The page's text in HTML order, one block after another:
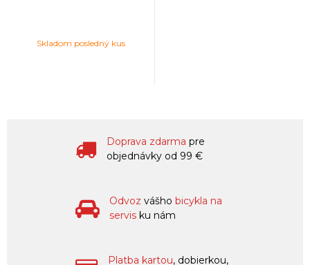
Skladom posledný kus
Doprava zdarma pre
objednávky od 99 €
Odvoz vášho bicykla na
servis ku nám
Platba kartou, dobierkou,